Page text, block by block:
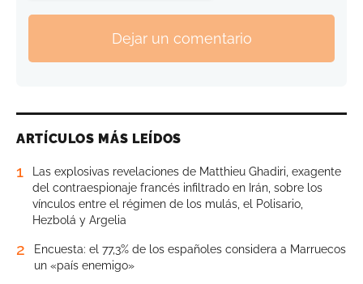
Dejar un comentario
ARTÍCULOS MÁS LEÍDOS
1
Las explosivas revelaciones de Matthieu Ghadiri, exagente
del contraespionaje francés infiltrado en Irán, sobre los
vínculos entre el régimen de los mulás, el Polisario,
Hezbolá y Argelia
2
Encuesta: el 77,3% de los españoles considera a Marruecos
un «país enemigo»